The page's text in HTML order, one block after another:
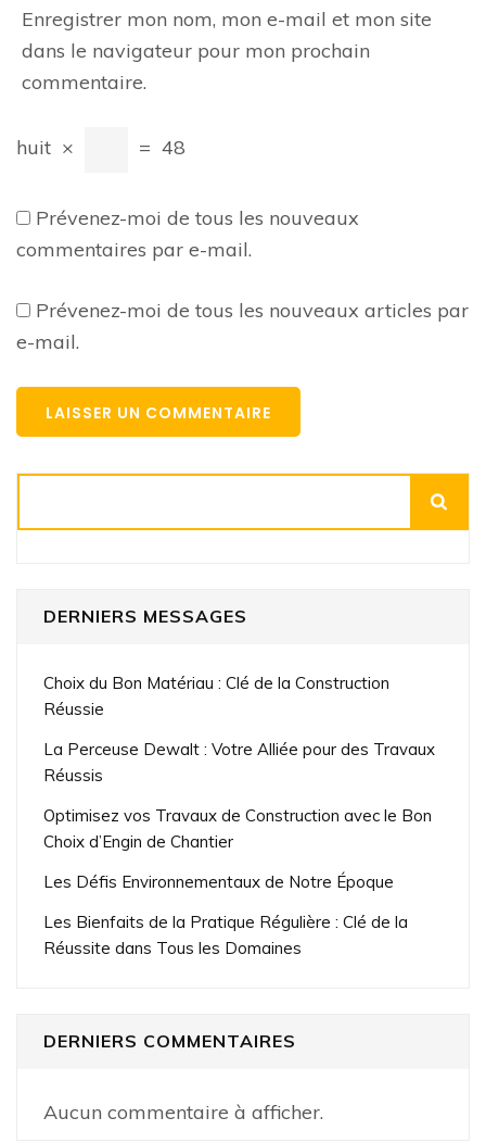
Enregistrer mon nom, mon e-mail et mon site
dans le navigateur pour mon prochain
commentaire.
huit × = 48
Prévenez-moi de tous les nouveaux
commentaires par e-mail.
Prévenez-moi de tous les nouveaux articles par
e-mail.
DERNIERS MESSAGES
Choix du Bon Matériau : Clé de la Construction
Réussie
La Perceuse Dewalt : Votre Alliée pour des Travaux
Réussis
Optimisez vos Travaux de Construction avec le Bon
Choix d’Engin de Chantier
Les Défis Environnementaux de Notre Époque
Les Bienfaits de la Pratique Régulière : Clé de la
Réussite dans Tous les Domaines
DERNIERS COMMENTAIRES
Aucun commentaire à afficher.